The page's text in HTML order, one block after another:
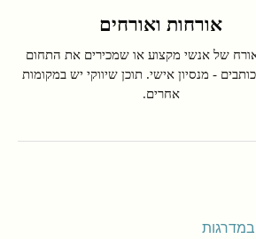
אורחות ואורחים
של אנשי מקצוע או שמכירים את התחום
- מנסיון אישי. תוכן שיווקי יש במקומות
אחרים.